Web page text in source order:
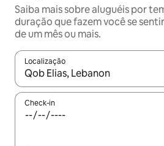
Saiba mais sobre aluguéis por
duração que fazem você se
de um mês ou mais.
Localização
Quando os resultados estiverem
Check-in